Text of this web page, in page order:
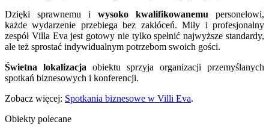
Dzięki sprawnemu i wysoko kwalifikowanemu personelowi,
każde wydarzenie przebiega bez zakłóceń. Miły i profesjonalny
zespół Villa Eva jest gotowy nie tylko spełnić najwyższe standardy,
ale też sprostać indywidualnym potrzebom swoich gości.
Świetna lokalizacja obiektu sprzyja organizacji przemyślanych
spotkań biznesowych i konferencji.
Zobacz więcej: Spotkania biznesowe w Villi Eva.
Obiekty polecane